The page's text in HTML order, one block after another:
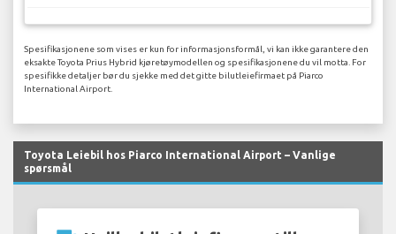
Spesifikasjonene som vises er kun for informasjonsformål, vi kan ikke garantere den
eksakte Toyota Prius Hybrid kjøretøymodellen og spesifikasjonene du vil motta. For
spesifikke detaljer bør du sjekke med det gitte bilutleiefirmaet på Piarco
International Airport.
Toyota Leiebil hos Piarco International Airport – Vanlige
spørsmål